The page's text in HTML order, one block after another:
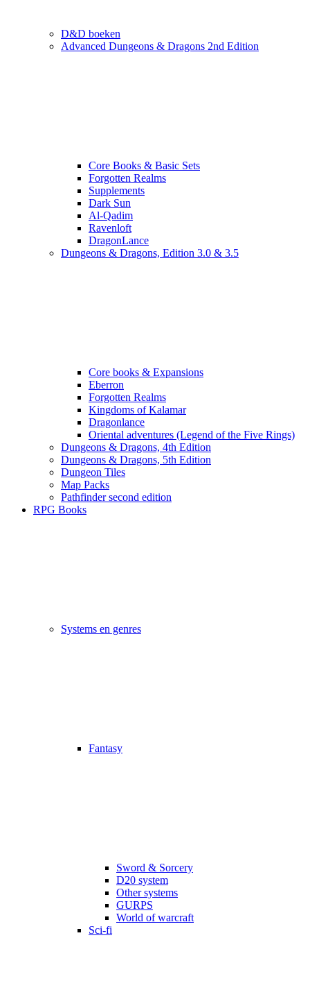
D&D boeken
Advanced Dungeons & Dragons 2nd Edition
Core Books & Basic Sets
Forgotten Realms
Supplements
Dark Sun
Al-Qadim
Ravenloft
DragonLance
Dungeons & Dragons, Edition 3.0 & 3.5
Core books & Expansions
Eberron
Forgotten Realms
Kingdoms of Kalamar
Dragonlance
Oriental adventures (Legend of the Five Rings)
Dungeons & Dragons, 4th Edition
Dungeons & Dragons, 5th Edition
Dungeon Tiles
Map Packs
Pathfinder second edition
RPG Books
Systems en genres
Fantasy
Sword & Sorcery
D20 system
Other systems
GURPS
World of warcraft
Sci-fi